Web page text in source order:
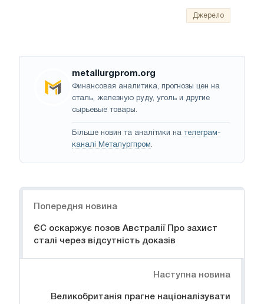
Джерело
metallurgprom.org
Финансовая аналитика, прогнозы цен на
сталь, железную руду, уголь и другие
сырьевые товары.
Більше новин та аналітики на телеграм-
каналі Металургпром.
Попередня новина
ЄС оскаржує позов Австралії Про захист
сталі через відсутність доказів
Наступна новина
Великобританія прагне націоналізувати